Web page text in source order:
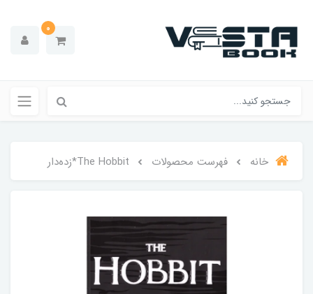
0
خانه فهرست محصولات The Hobbit*زده‌دار